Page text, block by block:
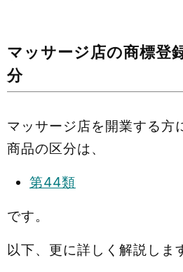
マッサージ店の商標登
分
マッサージ店を開業する方
商品の区分は、
第44類
です。
以下、更に詳しく解説しま